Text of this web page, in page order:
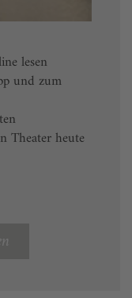
lesen
und zum
Theater heute